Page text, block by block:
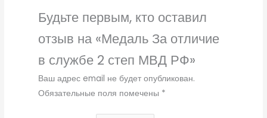
Будьте первым, кто оставил
отзыв на «Медаль За отличие
в службе 2 степ МВД РФ»
Ваш адрес email не будет опубликован.
Обязательные поля помечены *